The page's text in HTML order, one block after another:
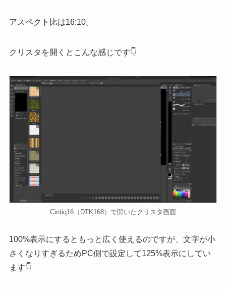
アスペクト比は16:10。
クリスタを開くとこんな感じです👇
Cintiq16（DTK168）で開いたクリスタ画面
100%表示にするともっと広く使えるのですが、文字が小
さくなりすぎるためPC側で設定して125%表示にしてい
ます👇